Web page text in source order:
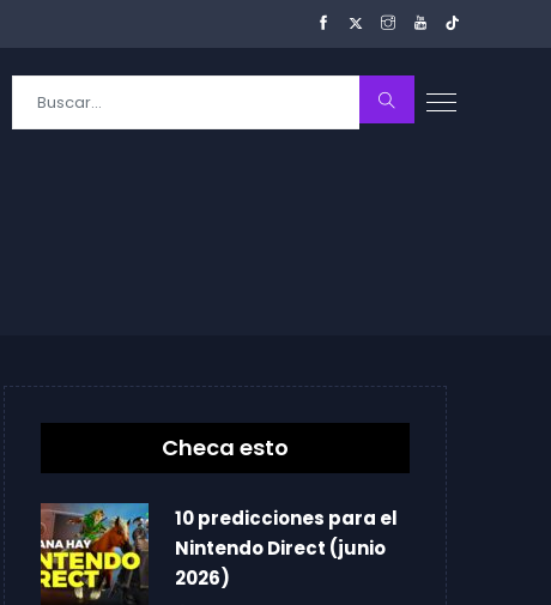
Checa esto
10 predicciones para el
Nintendo Direct (junio
2026)